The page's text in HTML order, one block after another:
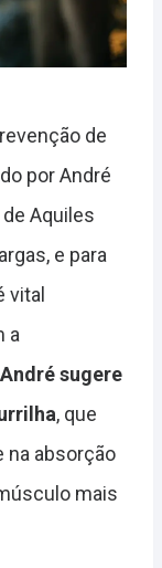
de
por André
Aquiles
e para
vital
a
André sugere
, que
na absorção
mais